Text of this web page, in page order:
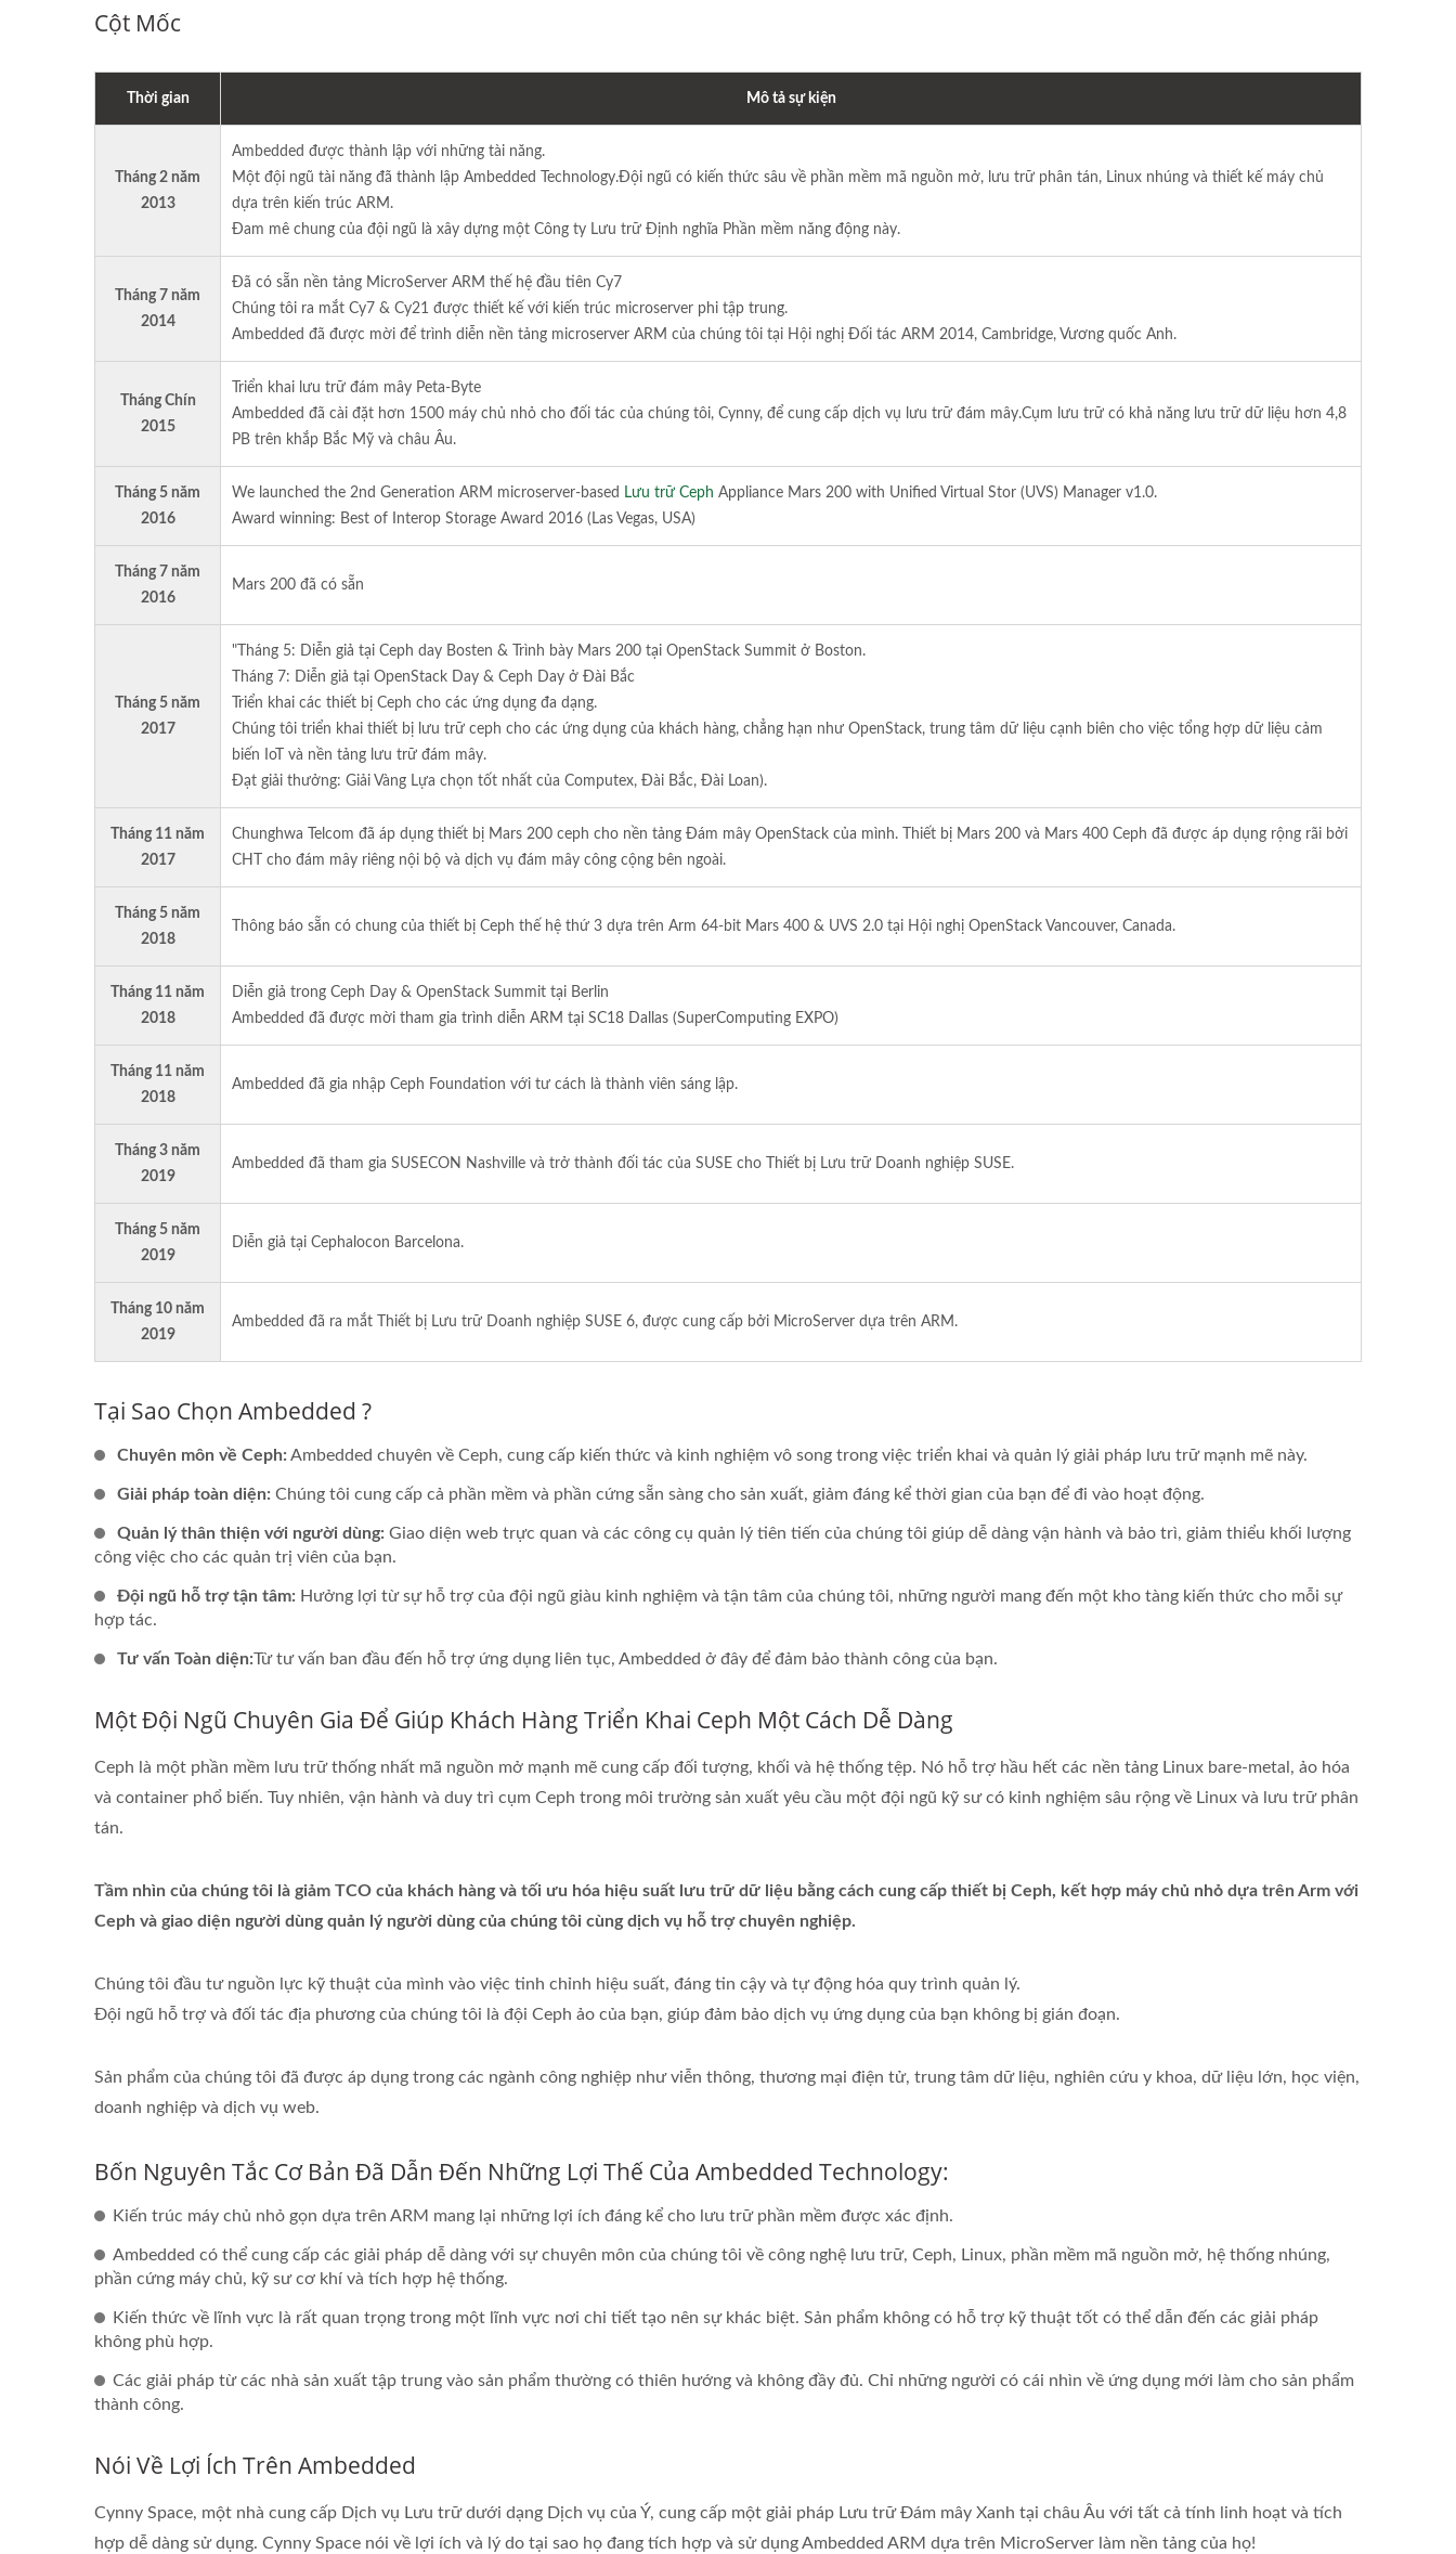
Cột Mốc
Thời gian Mô tả sự kiện
Tháng 2 năm
2013
Ambedded được thành lập với những tài năng.
Một đội ngũ tài năng đã thành lập Ambedded Technology.Đội ngũ có kiến thức sâu về phần mềm mã nguồn mở, lưu trữ phân tán, Linux nhúng và thiết kế máy chủ
dựa trên kiến trúc ARM.
Đam mê chung của đội ngũ là xây dựng một Công ty Lưu trữ Định nghĩa Phần mềm năng động này.
Tháng 7 năm
2014
Đã có sẵn nền tảng MicroServer ARM thế hệ đầu tiên Cy7
Chúng tôi ra mắt Cy7 & Cy21 được thiết kế với kiến trúc microserver phi tập trung.
Ambedded đã được mời để trình diễn nền tảng microserver ARM của chúng tôi tại Hội nghị Đối tác ARM 2014, Cambridge, Vương quốc Anh.
Tháng Chín
2015
Triển khai lưu trữ đám mây Peta-Byte
Ambedded đã cài đặt hơn 1500 máy chủ nhỏ cho đối tác của chúng tôi, Cynny, để cung cấp dịch vụ lưu trữ đám mây.Cụm lưu trữ có khả năng lưu trữ dữ liệu hơn 4,8
PB trên khắp Bắc Mỹ và châu Âu.
Tháng 5 năm
2016
We launched the 2nd Generation ARM microserver-based Lưu trữ Ceph Appliance Mars 200 with Unified Virtual Stor (UVS) Manager v1.0.
Award winning: Best of Interop Storage Award 2016 (Las Vegas, USA)
Tháng 7 năm
2016
Mars 200 đã có sẵn
Tháng 5 năm
2017
"Tháng 5: Diễn giả tại Ceph day Bosten & Trình bày Mars 200 tại OpenStack Summit ở Boston.
Tháng 7: Diễn giả tại OpenStack Day & Ceph Day ở Đài Bắc
Triển khai các thiết bị Ceph cho các ứng dụng đa dạng.
Chúng tôi triển khai thiết bị lưu trữ ceph cho các ứng dụng của khách hàng, chẳng hạn như OpenStack, trung tâm dữ liệu cạnh biên cho việc tổng hợp dữ liệu cảm
biến IoT và nền tảng lưu trữ đám mây.
Đạt giải thưởng: Giải Vàng Lựa chọn tốt nhất của Computex, Đài Bắc, Đài Loan).
Tháng 11 năm
2017
Chunghwa Telcom đã áp dụng thiết bị Mars 200 ceph cho nền tảng Đám mây OpenStack của mình. Thiết bị Mars 200 và Mars 400 Ceph đã được áp dụng rộng rãi bởi
CHT cho đám mây riêng nội bộ và dịch vụ đám mây công cộng bên ngoài.
Tháng 5 năm
2018
Thông báo sẵn có chung của thiết bị Ceph thế hệ thứ 3 dựa trên Arm 64-bit Mars 400 & UVS 2.0 tại Hội nghị OpenStack Vancouver, Canada.
Tháng 11 năm
2018
Diễn giả trong Ceph Day & OpenStack Summit tại Berlin
Ambedded đã được mời tham gia trình diễn ARM tại SC18 Dallas (SuperComputing EXPO)
Tháng 11 năm
2018
Ambedded đã gia nhập Ceph Foundation với tư cách là thành viên sáng lập.
Tháng 3 năm
2019
Ambedded đã tham gia SUSECON Nashville và trở thành đối tác của SUSE cho Thiết bị Lưu trữ Doanh nghiệp SUSE.
Tháng 5 năm
2019
Diễn giả tại Cephalocon Barcelona.
Tháng 10 năm
2019
Ambedded đã ra mắt Thiết bị Lưu trữ Doanh nghiệp SUSE 6, được cung cấp bởi MicroServer dựa trên ARM.
Tại Sao Chọn Ambedded ?
Chuyên môn về Ceph: Ambedded chuyên về Ceph, cung cấp kiến thức và kinh nghiệm vô song trong việc triển khai và quản lý giải pháp lưu trữ mạnh mẽ này.
Giải pháp toàn diện: Chúng tôi cung cấp cả phần mềm và phần cứng sẵn sàng cho sản xuất, giảm đáng kể thời gian của bạn để đi vào hoạt động.
Quản lý thân thiện với người dùng: Giao diện web trực quan và các công cụ quản lý tiên tiến của chúng tôi giúp dễ dàng vận hành và bảo trì, giảm thiểu khối lượng
công việc cho các quản trị viên của bạn.
Đội ngũ hỗ trợ tận tâm: Hưởng lợi từ sự hỗ trợ của đội ngũ giàu kinh nghiệm và tận tâm của chúng tôi, những người mang đến một kho tàng kiến thức cho mỗi sự
hợp tác.
Tư vấn Toàn diện:Từ tư vấn ban đầu đến hỗ trợ ứng dụng liên tục, Ambedded ở đây để đảm bảo thành công của bạn.
Một Đội Ngũ Chuyên Gia Để Giúp Khách Hàng Triển Khai Ceph Một Cách Dễ Dàng
Ceph là một phần mềm lưu trữ thống nhất mã nguồn mở mạnh mẽ cung cấp đối tượng, khối và hệ thống tệp. Nó hỗ trợ hầu hết các nền tảng Linux bare-metal, ảo hóa
và container phổ biến. Tuy nhiên, vận hành và duy trì cụm Ceph trong môi trường sản xuất yêu cầu một đội ngũ kỹ sư có kinh nghiệm sâu rộng về Linux và lưu trữ phân
tán.
Tầm nhìn của chúng tôi là giảm TCO của khách hàng và tối ưu hóa hiệu suất lưu trữ dữ liệu bằng cách cung cấp thiết bị Ceph, kết hợp máy chủ nhỏ dựa trên Arm với
Ceph và giao diện người dùng quản lý người dùng của chúng tôi cùng dịch vụ hỗ trợ chuyên nghiệp.
Chúng tôi đầu tư nguồn lực kỹ thuật của mình vào việc tinh chỉnh hiệu suất, đáng tin cậy và tự động hóa quy trình quản lý.
Đội ngũ hỗ trợ và đối tác địa phương của chúng tôi là đội Ceph ảo của bạn, giúp đảm bảo dịch vụ ứng dụng của bạn không bị gián đoạn.
Sản phẩm của chúng tôi đã được áp dụng trong các ngành công nghiệp như viễn thông, thương mại điện tử, trung tâm dữ liệu, nghiên cứu y khoa, dữ liệu lớn, học viện,
doanh nghiệp và dịch vụ web.
Bốn Nguyên Tắc Cơ Bản Đã Dẫn Đến Những Lợi Thế Của Ambedded Technology:
Kiến trúc máy chủ nhỏ gọn dựa trên ARM mang lại những lợi ích đáng kể cho lưu trữ phần mềm được xác định.
Ambedded có thể cung cấp các giải pháp dễ dàng với sự chuyên môn của chúng tôi về công nghệ lưu trữ, Ceph, Linux, phần mềm mã nguồn mở, hệ thống nhúng,
phần cứng máy chủ, kỹ sư cơ khí và tích hợp hệ thống.
Kiến thức về lĩnh vực là rất quan trọng trong một lĩnh vực nơi chi tiết tạo nên sự khác biệt. Sản phẩm không có hỗ trợ kỹ thuật tốt có thể dẫn đến các giải pháp
không phù hợp.
Các giải pháp từ các nhà sản xuất tập trung vào sản phẩm thường có thiên hướng và không đầy đủ. Chỉ những người có cái nhìn về ứng dụng mới làm cho sản phẩm
thành công.
Nói Về Lợi Ích Trên Ambedded
Cynny Space, một nhà cung cấp Dịch vụ Lưu trữ dưới dạng Dịch vụ của Ý, cung cấp một giải pháp Lưu trữ Đám mây Xanh tại châu Âu với tất cả tính linh hoạt và tích
hợp dễ dàng sử dụng. Cynny Space nói về lợi ích và lý do tại sao họ đang tích hợp và sử dụng Ambedded ARM dựa trên MicroServer làm nền tảng của họ!